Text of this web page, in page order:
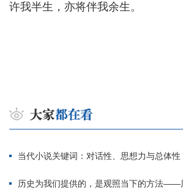
许我半生，亦将伴我余生。
当代小说关键词：对话性、思想力与总体性
历史为我们提供的，是观照当下的方法——历史题